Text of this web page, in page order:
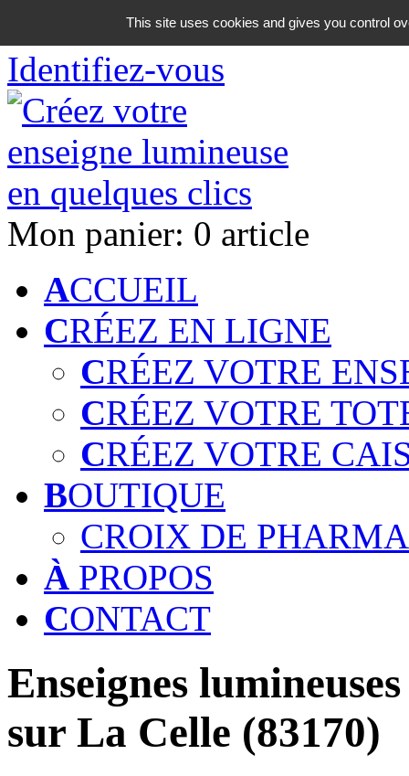
06 18 42 08 59
Identifiez-vous
Mon panier: 0 article
ACCUEIL
CRÉEZ EN LIGNE
CRÉEZ VOTRE
CRÉEZ VOTRE
CRÉEZ VOTRE
BOUTIQUE
CROIX DE
À PROPOS
CONTACT
Enseignes
sur La Celle (83170)
This site uses cookies and gives you control